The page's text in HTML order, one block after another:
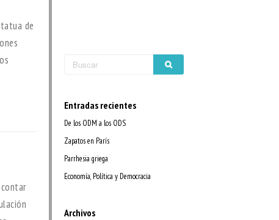
de
Entradas recientes
De los ODM a los ODS
Zapatos en París
Parrhesia griega
Economía, Política y Democracia
Archivos